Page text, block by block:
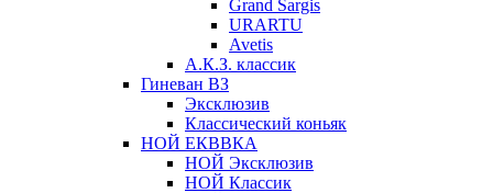
Grand Sargis
URARTU
Avetis
А.К.З. классик
Гиневан ВЗ
Эксклюзив
Классический коньяк
НОЙ ЕКВВКА
НОЙ Эксклюзив
НОЙ Классик